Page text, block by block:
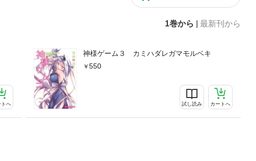
1巻から 最新刊から
トへ
神様ゲーム３ カミハダレガマモルベキ
550
試し読み カートへ